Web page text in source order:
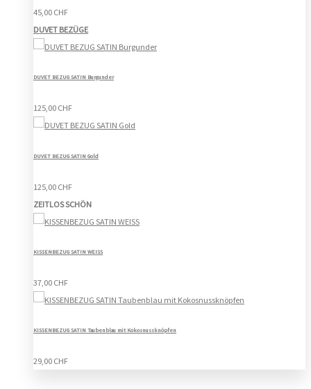
45,00 CHF
DUVET BEZÜGE
DUVET BEZUG SATIN Burgunder
125,00 CHF
DUVET BEZUG SATIN Gold
125,00 CHF
ZEITLOS SCHÖN
KISSENBEZUG SATIN WEISS
37,00 CHF
KISSENBEZUG SATIN Taubenblau mit Kokosnussknöpfen
29,00 CHF